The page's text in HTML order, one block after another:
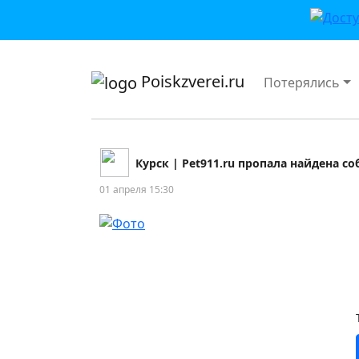
Poiskzverei.ru Потерялись
Курск | Pet911.ru пропала найдена
01 апреля 15:30